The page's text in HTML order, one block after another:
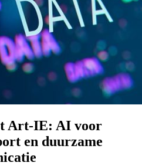
Art-IE: AI voor
en duurzame